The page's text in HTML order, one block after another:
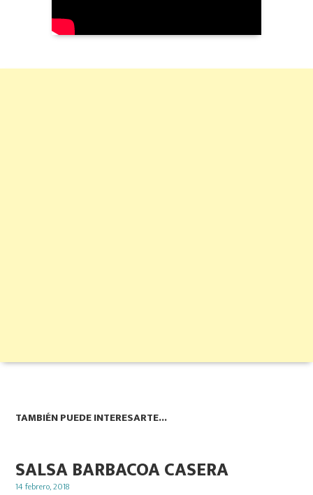
TAMBIÉN PUEDE INTERESARTE...
SALSA BARBACOA CASERA
Posted
14 febrero, 2018